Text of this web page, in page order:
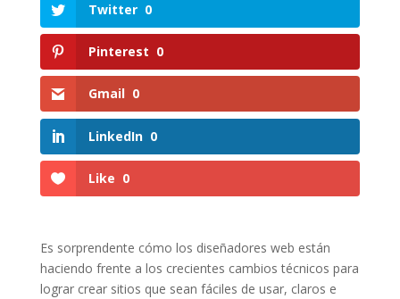
Twitter 0
Pinterest 0
Gmail 0
LinkedIn 0
Like 0
Es sorprendente cómo los diseñadores web están
haciendo frente a los crecientes cambios técnicos para
lograr crear sitios que sean fáciles de usar, claros e